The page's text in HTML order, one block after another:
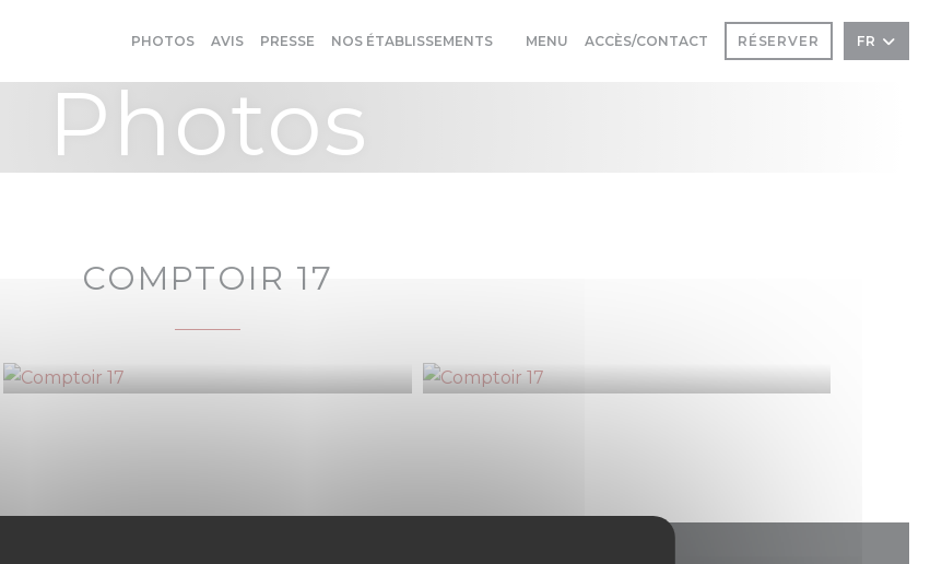
PHOTOS AVIS PRESSE NOS ÉTABLISSEMENTS
((OUVRE UNE NOUVELLE FENÊTRE))
MENU((OUVRE UNE NOUVELLE FENÊTRE))
ACCÈS/CONTACT RÉSERVER FR
Photos
COMPTOIR 17